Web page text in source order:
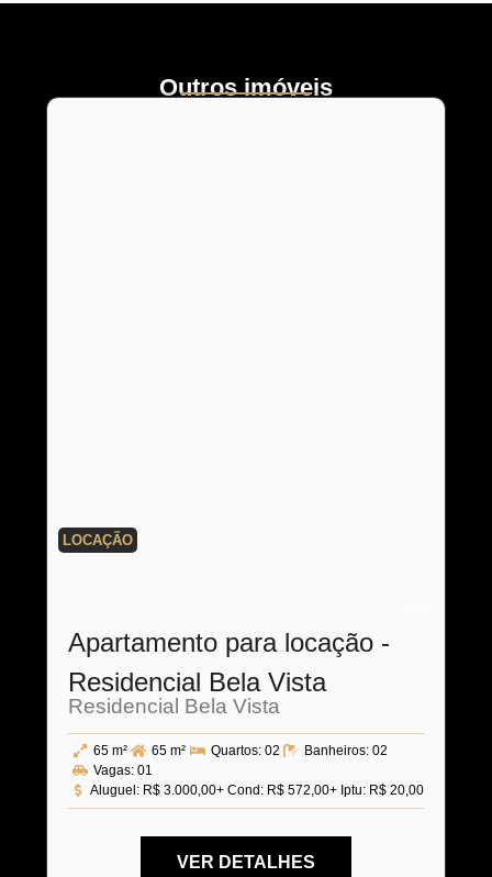
Outros imóveis
LOCAÇÃO
Apartamento para locação -
Residencial Bela Vista
Residencial Bela Vista
65 m² 65 m² Quartos: 02 Banheiros: 02
Vagas: 01
Aluguel: R$ 3.000,00+ Cond: R$ 572,00+ Iptu: R$ 20,00
VER DETALHES